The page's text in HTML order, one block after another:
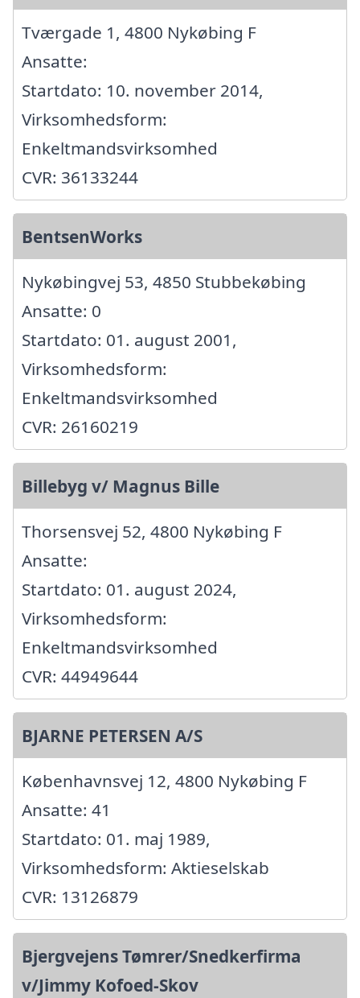
Tværgade 1, 4800 Nykøbing F
Ansatte:
Startdato: 10. november 2014,
Virksomhedsform:
Enkeltmandsvirksomhed
CVR: 36133244
BentsenWorks
Nykøbingvej 53, 4850 Stubbekøbing
Ansatte: 0
Startdato: 01. august 2001,
Virksomhedsform:
Enkeltmandsvirksomhed
CVR: 26160219
Billebyg v/ Magnus Bille
Thorsensvej 52, 4800 Nykøbing F
Ansatte:
Startdato: 01. august 2024,
Virksomhedsform:
Enkeltmandsvirksomhed
CVR: 44949644
BJARNE PETERSEN A/S
Københavnsvej 12, 4800 Nykøbing F
Ansatte: 41
Startdato: 01. maj 1989,
Virksomhedsform: Aktieselskab
CVR: 13126879
Bjergvejens Tømrer/Snedkerfirma
v/Jimmy Kofoed-Skov